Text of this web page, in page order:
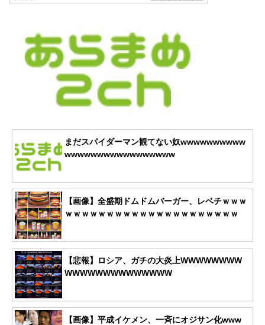
まだスパイダーマン観てない奴wwwwwwwwww
wwwwwwwwwwwwwwwww
【画像】全盛期ドムドムバーガー、レベチｗｗｗ
ｗｗｗｗｗｗｗｗｗｗｗｗｗｗｗｗｗｗｗｗｗ
【悲報】ロシア、ガチの大炎上WWWWWWWW
WWWWWWWWWWWWWW
【画像】平成イケメン、一斉にオジサン化www